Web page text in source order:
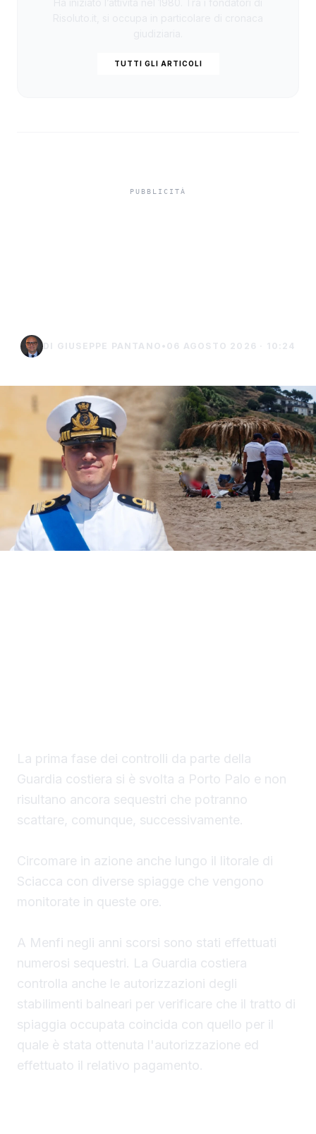
TUTTI GLI ARTICOLI
DI GIUSEPPE PANTANO • 06 AGOSTO 2026 · 10:24
La prima fase dei controlli da parte della
Guardia costiera si è svolta a Porto Palo e non
risultano ancora sequestri che potranno
scattare, comunque, successivamente.
Circomare in azione anche lungo il litorale di
Sciacca con diverse spiagge che vengono
monitorate in queste ore.
A Menfi negli anni scorsi sono stati effettuati
numerosi sequestri. La Guardia costiera
controlla anche le autorizzazioni degli
stabilimenti balneari per verificare che il tratto di
spiaggia occupata coincida con quello per il
quale è stata ottenuta l'autorizzazione ed
effettuato il relativo pagamento.